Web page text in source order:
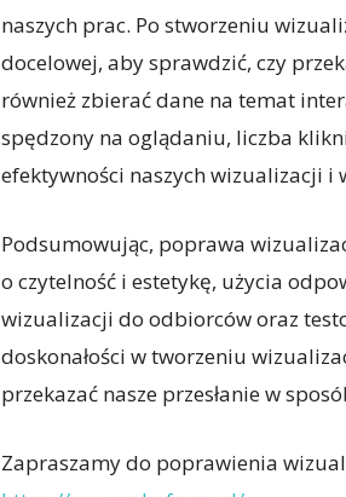
naszych prac. Po stworzeniu
docelowej, aby sprawdzić, czy
również zbierać dane na temat
spędzony na oglądaniu, liczba
efektywności naszych wizualizacji i
Podsumowując, poprawa
o czytelność i estetykę, użycia
wizualizacji do odbiorców oraz
doskonałości w tworzeniu
przekazać nasze przesłanie w
Zapraszamy do poprawienia